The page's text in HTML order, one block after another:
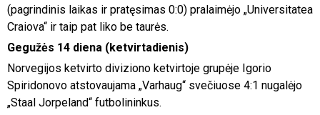
(pagrindinis laikas ir pratęsimas 0:0) pralaimėjo „Universitatea
Craiova“ ir taip pat liko be taurės.
Gegužės 14 diena (ketvirtadienis)
Norvegijos ketvirto diviziono ketvirtoje grupėje Igorio
Spiridonovo atstovaujama „Varhaug“ svečiuose 4:1 nugalėjo
„Staal Jorpeland“ futbolininkus.